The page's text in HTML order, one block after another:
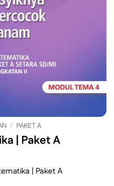
/ PAKET A
| Paket A
| Paket A